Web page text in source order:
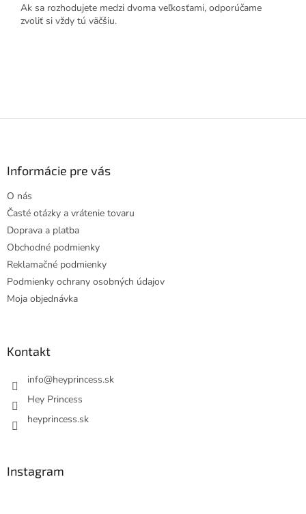
Ak sa rozhodujete medzi dvoma veľkosťami, odporúčame
zvoliť si vždy tú väčšiu.
Informácie pre vás
O nás
Časté otázky a vrátenie tovaru
Doprava a platba
Obchodné podmienky
Reklamačné podmienky
Podmienky ochrany osobných údajov
Moja objednávka
Kontakt
info@heyprincess.sk
Hey Princess
heyprincess.sk
Instagram